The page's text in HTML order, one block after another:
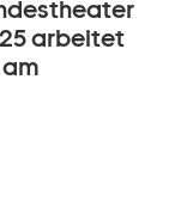
arbeitet